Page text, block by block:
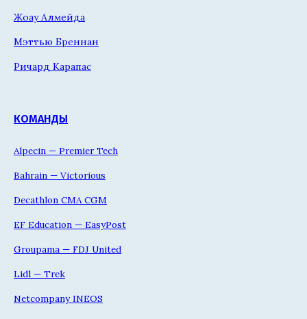
Жоау Алмейда
Мэттью Бреннан
Ричард Карапас
КОМАНДЫ
Alpecin — Premier Tech
Bahrain — Victorious
Decathlon CMA CGM
EF Education — EasyPost
Groupama — FDJ United
Lidl — Trek
Netcompany INEOS